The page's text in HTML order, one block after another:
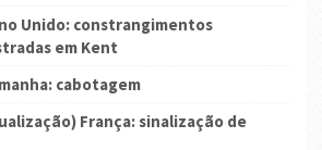
Unido: constrangimentos
em Kent
cabotagem
França: sinalização de